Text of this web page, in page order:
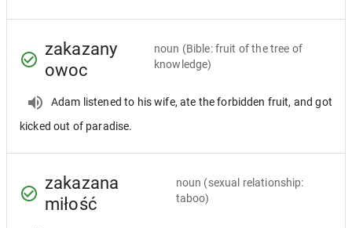
zakazany
owoc
noun (Bible: fruit of the tree of
knowledge)
Adam listened to his wife, ate the forbidden fruit, and got
kicked out of paradise.
zakazana
miłość
noun (sexual relationship:
taboo)